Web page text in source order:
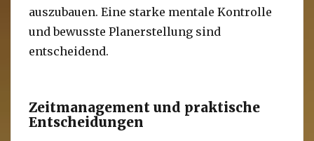
auszubauen. Eine starke mentale Kontrolle
und bewusste Planerstellung sind
entscheidend.
Zeitmanagement und praktische
Entscheidungen